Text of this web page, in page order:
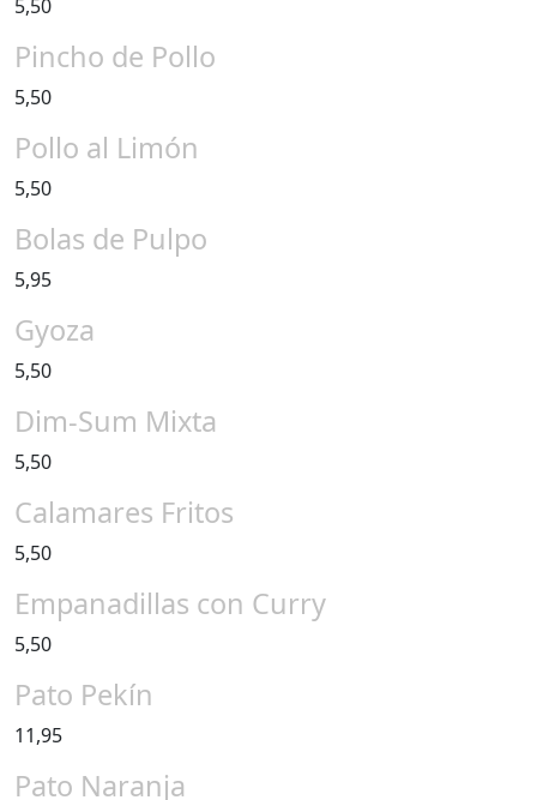
5,50
Pincho de Pollo
5,50
Pollo al Limón
5,50
Bolas de Pulpo
5,95
Gyoza
5,50
Dim-Sum Mixta
5,50
Calamares Fritos
5,50
Empanadillas con Curry
5,50
Pato Pekín
11,95
Pato Naranja